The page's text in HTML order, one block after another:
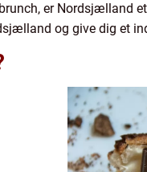
er Nordsjælland
og give dig et